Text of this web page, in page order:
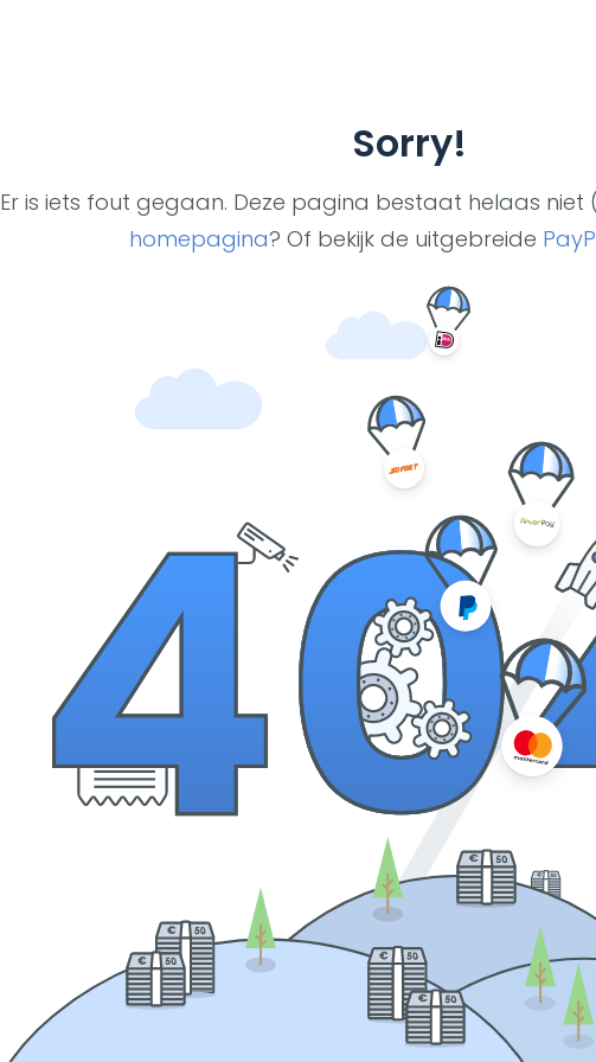
Sorry!
Er is iets fout gegaan. Deze pagina bestaat helaas niet
homepagina? Of bekijk de uitgebreide